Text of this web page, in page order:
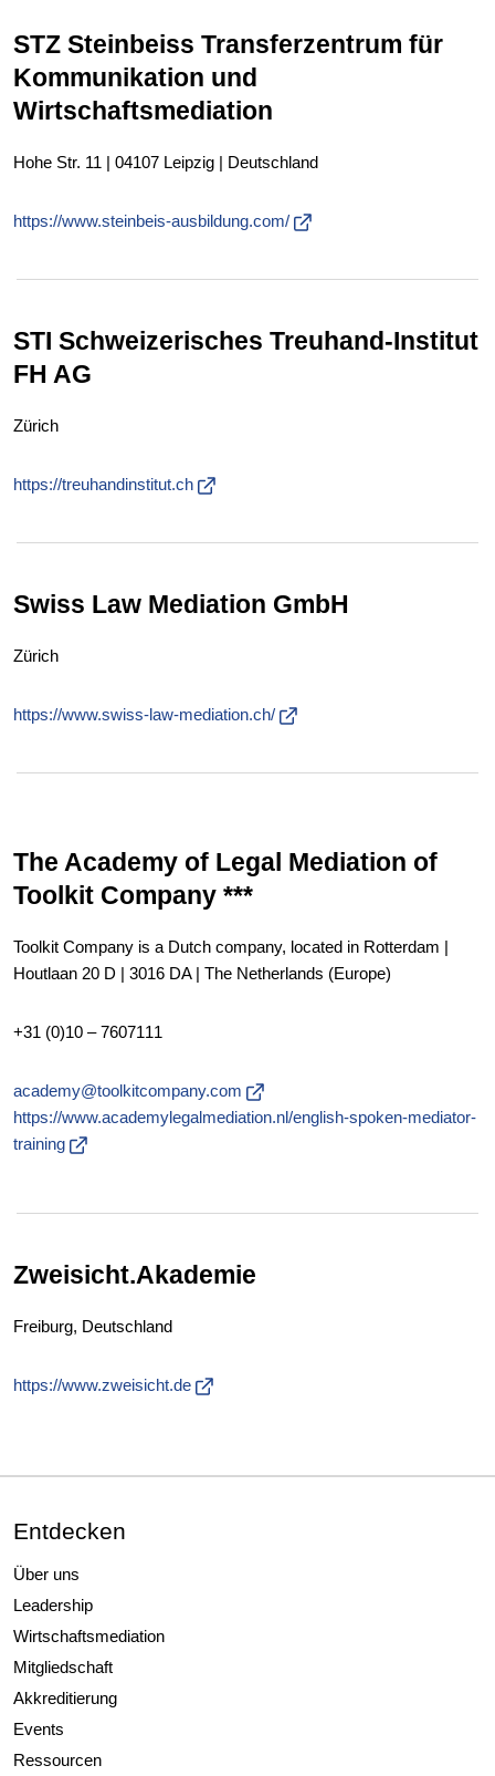
STZ Steinbeiss Transferzentrum für
Kommunikation und
Wirtschaftsmediation
Hohe Str. 11 | 04107 Leipzig | Deutschland
https://www.steinbeis-ausbildung.com/
STI Schweizerisches Treuhand-Institut
FH AG
Zürich
https://treuhandinstitut.ch
Swiss Law Mediation GmbH
Zürich
https://www.swiss-law-mediation.ch/
The Academy of Legal Mediation of
Toolkit Company ***
Toolkit Company is a Dutch company, located in Rotterdam |
Houtlaan 20 D | 3016 DA | The Netherlands (Europe)
+31 (0)10 – 7607111
academy@toolkitcompany.com
https://www.academylegalmediation.nl/english-spoken-mediator-
training
Zweisicht.Akademie
Freiburg, Deutschland
https://www.zweisicht.de
Entdecken
Über uns
Leadership
Wirtschaftsmediation
Mitgliedschaft
Akkreditierung
Events
Ressourcen